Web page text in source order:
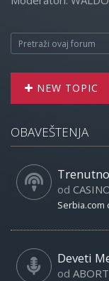
NEW TOPIC
OBAVEŠTENJA
od
Serbia.com
Deveti
od